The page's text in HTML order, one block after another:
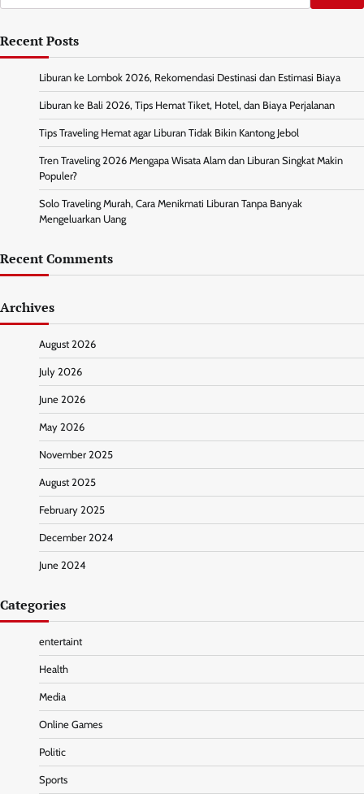
for:
Recent Posts
Liburan ke Lombok 2026, Rekomendasi Destinasi dan Estimasi Biaya
Liburan ke Bali 2026, Tips Hemat Tiket, Hotel, dan Biaya Perjalanan
Tips Traveling Hemat agar Liburan Tidak Bikin Kantong Jebol
Tren Traveling 2026 Mengapa Wisata Alam dan Liburan Singkat Makin
Populer?
Solo Traveling Murah, Cara Menikmati Liburan Tanpa Banyak
Mengeluarkan Uang
Recent Comments
Archives
August 2026
July 2026
June 2026
May 2026
November 2025
August 2025
February 2025
December 2024
June 2024
Categories
entertaint
Health
Media
Online Games
Politic
Sports